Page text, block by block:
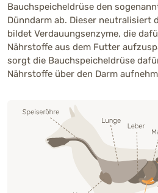
Bauchspeicheldrüse den
Dünndarm ab. Dieser neutralisiert
bildet Verdauungsenzyme, die
Nährstoffe aus dem Futter
sorgt die Bauchspeicheldrüse
Nährstoffe über den Darm